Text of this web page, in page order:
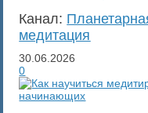
Канал:
медитация
30.06.2026
0